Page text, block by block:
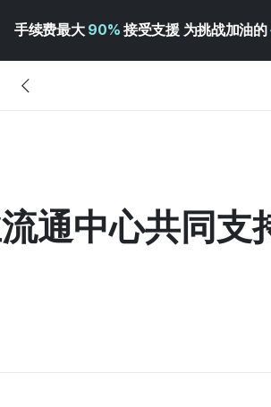
手续费最大 90% 接受支援 为挑战加油的
通中心共同支